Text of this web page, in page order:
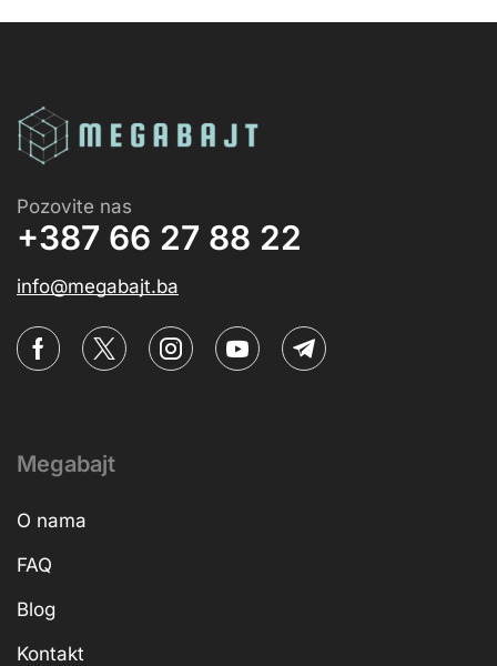
Pozovite nas
+387 66 27 88 22
info@megabajt.ba
Megabajt
O nama
FAQ
Blog
Kontakt